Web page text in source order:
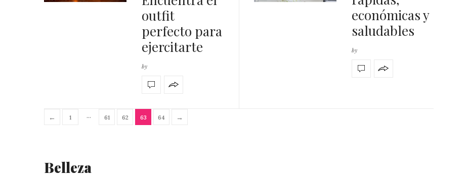
outfit
perfecto para
ejercitarte
by
económicas y
saludables
by
← 1 … 61 62 63 64 →
Belleza